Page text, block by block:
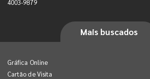
4003-9879
Mais buscados
Gráfica Online
Cartão de Visita